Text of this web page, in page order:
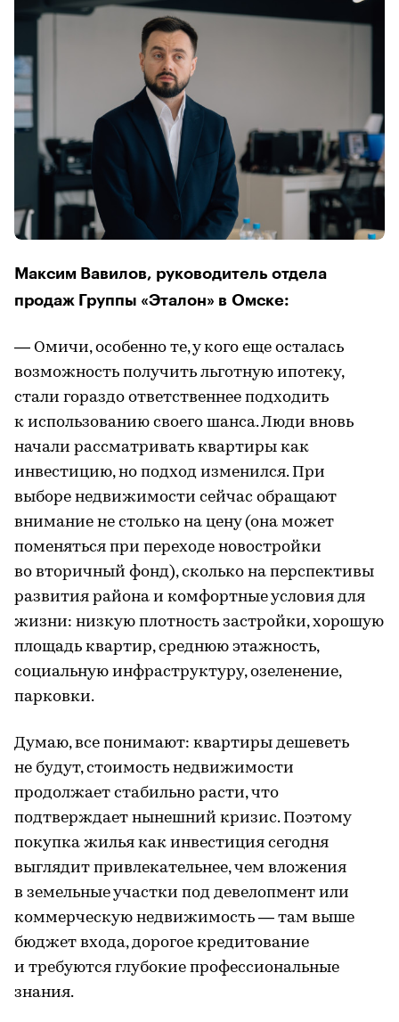
Максим Вавилов, руководитель отдела
продаж Группы «Эталон» в Омске:
— Омичи, особенно те, у кого еще осталась
возможность получить льготную ипотеку,
стали гораздо ответственнее подходить
к использованию своего шанса. Люди вновь
начали рассматривать квартиры как
инвестицию, но подход изменился. При
выборе недвижимости сейчас обращают
внимание не столько на цену (она может
поменяться при переходе новостройки
во вторичный фонд), сколько на перспективы
развития района и комфортные условия для
жизни: низкую плотность застройки, хорошую
площадь квартир, среднюю этажность,
социальную инфраструктуру, озеленение,
парковки.
Думаю, все понимают: квартиры дешеветь
не будут, стоимость недвижимости
продолжает стабильно расти, что
подтверждает нынешний кризис. Поэтому
покупка жилья как инвестиция сегодня
выглядит привлекательнее, чем вложения
в земельные участки под девелопмент или
коммерческую недвижимость — там выше
бюджет входа, дорогое кредитование
и требуются глубокие профессиональные
знания.